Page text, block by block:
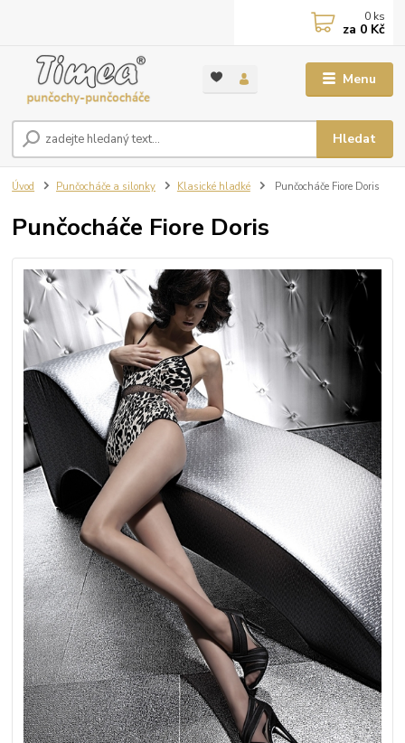
Menu
Hledat
0 ks
za 0 Kč
Úvod Punčocháče a silonky Klasické hladké Punčocháče Fiore Doris
Punčocháče Fiore Doris